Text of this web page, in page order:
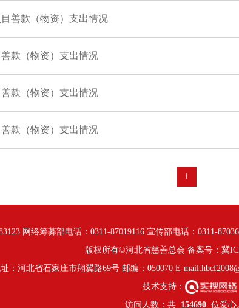
善款（物资）支出情况
款（物资）支出情况
款（物资）支出情况
款（物资）支出情况
1
网络筹募部电话：0311-87019116 宣传部电话：0311-
版权所有©河北省慈善总会 备案号： 冀
：河北省石家庄市翔翼路69号 邮编：050070 E-
技术支持：
访问人数：共 154690 位爱心